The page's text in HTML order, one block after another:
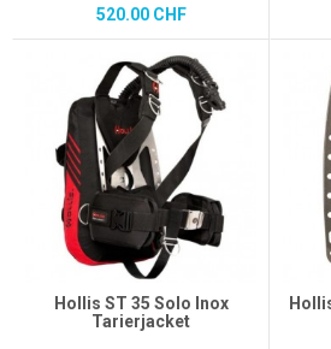
520.00 CHF
Hollis ST 35 Solo Inox
Tarierjacket